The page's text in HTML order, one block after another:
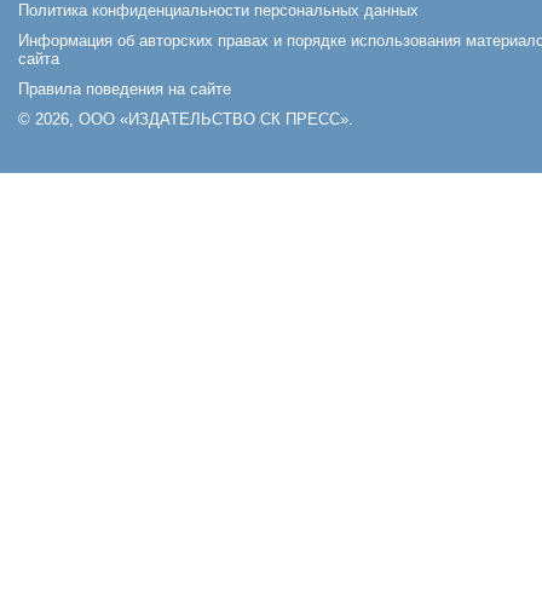
Политика конфиденциальности персональных данных
Информация об авторских правах и порядке использования
сайта
Правила поведения на сайте
© 2026, ООО «ИЗДАТЕЛЬСТВО СК ПРЕСС».